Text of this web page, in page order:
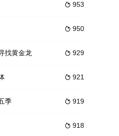
杀手，而这背
场突如其来的大拆迁，为意想不到的
烈进行了数十年。1997年，被称为“天
命运是个混蛋，但我们其中少数的幸
年的《古墓丽影：崛起》和 2018 年
 953
 950
 929
找黄金龙
 921
 919
季
 918